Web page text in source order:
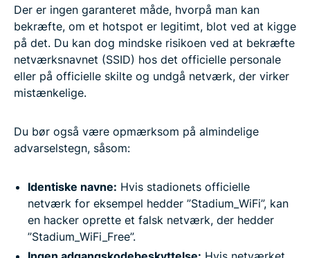
Der er ingen garanteret måde, hvorpå man kan
bekræfte, om et hotspot er legitimt, blot ved at kigge
på det. Du kan dog mindske risikoen ved at bekræfte
netværksnavnet (SSID) hos det officielle personale
eller på officielle skilte og undgå netværk, der virker
mistænkelige.
Du bør også være opmærksom på almindelige
advarselstegn, såsom:
Identiske navne: Hvis stadionets officielle
netværk for eksempel hedder ”Stadium_WiFi”, kan
en hacker oprette et falsk netværk, der hedder
”Stadium_WiFi_Free”.